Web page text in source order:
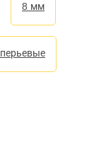
8 мм
перьевые